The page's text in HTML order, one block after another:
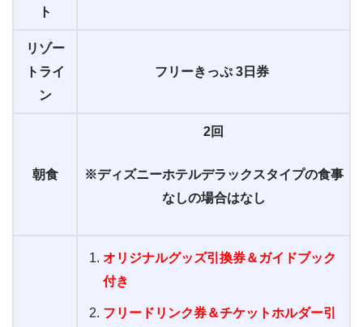
ト
リゾー
トライ
ン
フリーきっぷ 3日券
朝食
2回
※ディズニーホテルデラックスタイプの食事
なしの場合はなし
オリジナルグッズ引換券＆ガイドブック
付き
フリードリンク券＆チケットホルダー引